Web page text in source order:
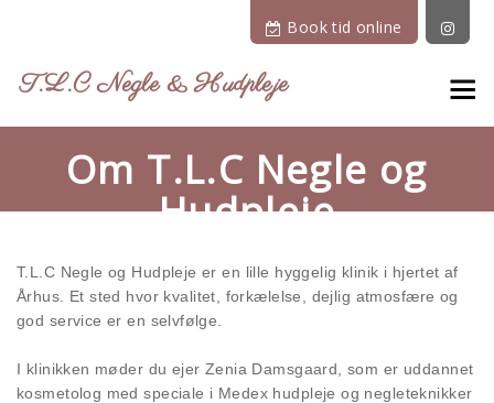
Book tid online
T.L.C Negle & Hudpleje
Om T.L.C Negle og
Hudpleje
T.L.C Negle og Hudpleje er en lille hyggelig klinik i hjertet af
Århus. Et sted hvor kvalitet, forkælelse, dejlig atmosfære og
god service er en selvfølge.
I klinikken møder du ejer Zenia Damsgaard, som er uddannet
kosmetolog med speciale i Medex hudpleje og negleteknikker